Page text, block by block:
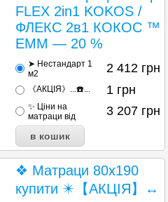
FLEX 2in1 KOKOS /
ФЛЕКС 2в1 КОКОС ™
ЕММ — 20 %
➤ Нестандарт 1
м2
2 412 грн
《АКЦІЯ》...☎️... 1 грн
✨ Ціни на
матраци від
3 207 грн
❖ Матраци 80х190
купити ✴️【АКЦІЯ】↔